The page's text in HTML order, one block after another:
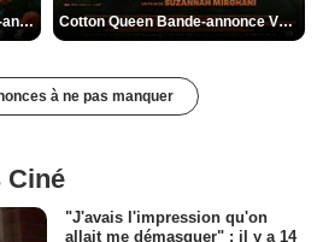
Des Fleurs pour Tokyo Bande-annonce VO STFR Cotton Queen Bande-annonce VO STFR
à ne pas manquer
Ciné
"J'avais l'impression qu'on
allait me démasquer" : il y a 14